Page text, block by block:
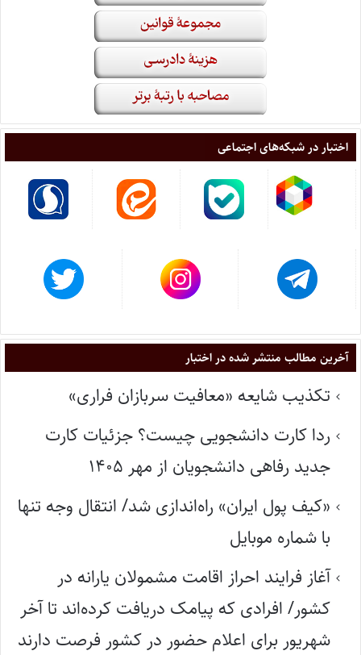
اختبار در شبکه‌های اجتماعی
آخرین مطالب منتشر شده در اختبار
تکذیب شایعه «معافیت سربازان فراری»
ردا کارت دانشجویی چیست؟ جزئیات کارت
جدید رفاهی دانشجویان از مهر ۱۴۰۵
«کیف پول ایران» راه‌اندازی شد/ انتقال وجه تنها
با شماره موبایل
آغاز فرایند احراز اقامت مشمولان یارانه در
کشور/ افرادی که پیامک دریافت کرده‌اند تا آخر
شهریور برای اعلام حضور در کشور فرصت دارند